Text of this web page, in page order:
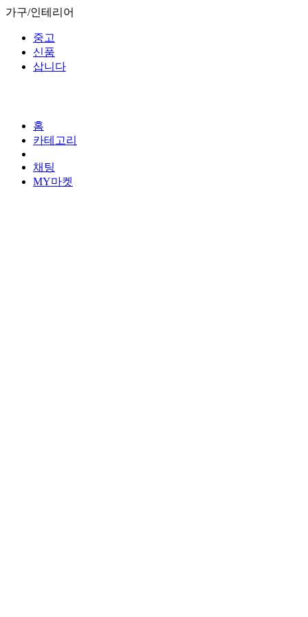
가구/인테리어
중고
신품
삽니다
홈
카테고리
채팅
MY마켓